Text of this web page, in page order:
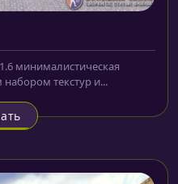
минималистическая
текстур и...